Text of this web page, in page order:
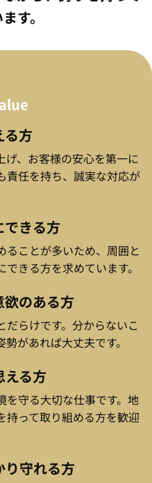
す。
る方
、お客様の安心を第一に
責任を持ち、誠実な対応が
できる方
ることが多いため、周囲と
きる方を求めています。
のある方
らけです。分からないこ
があれば大丈夫です。
える方
を守る大切な仕事です。地
持って取り組める方を歓迎
り守れる方